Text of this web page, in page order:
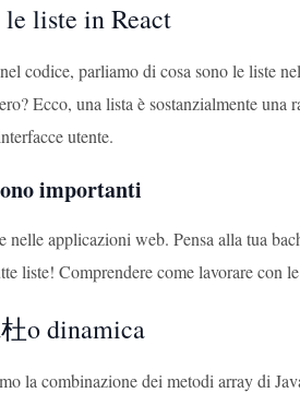
liste in React
codice, parliamo di cosa sono le liste
Ecco, una lista è sostanzialmente
utente.
importanti
nelle applicazioni web. Pensa alla tua
liste! Comprendere come lavorare con
o dinamica
la combinazione dei metodi array di